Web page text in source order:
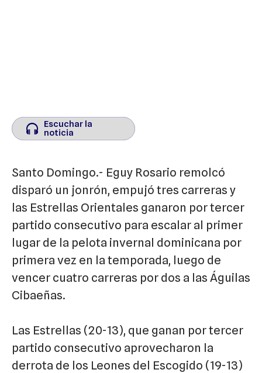
Escuchar la
noticia
Escuchar la
noticia
Santo Domingo.- Eguy Rosario remolcó
disparó un jonrón, empujó tres carreras y
las Estrellas Orientales ganaron por tercer
partido consecutivo para escalar al primer
lugar de la pelota invernal dominicana por
primera vez en la temporada, luego de
vencer cuatro carreras por dos a las Águilas
Cibaeñas.
Las Estrellas (20-13), que ganan por tercer
partido consecutivo aprovecharon la
derrota de los Leones del Escogido (19-13)